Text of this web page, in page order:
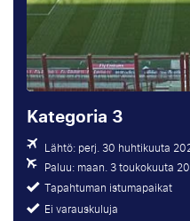
Kategoria 3
Lähtö: perj. 30 huhtikuuta
Paluu: maan. 3 toukokuuta
Tapahtuman istumapaikat
Ei varauskuluja